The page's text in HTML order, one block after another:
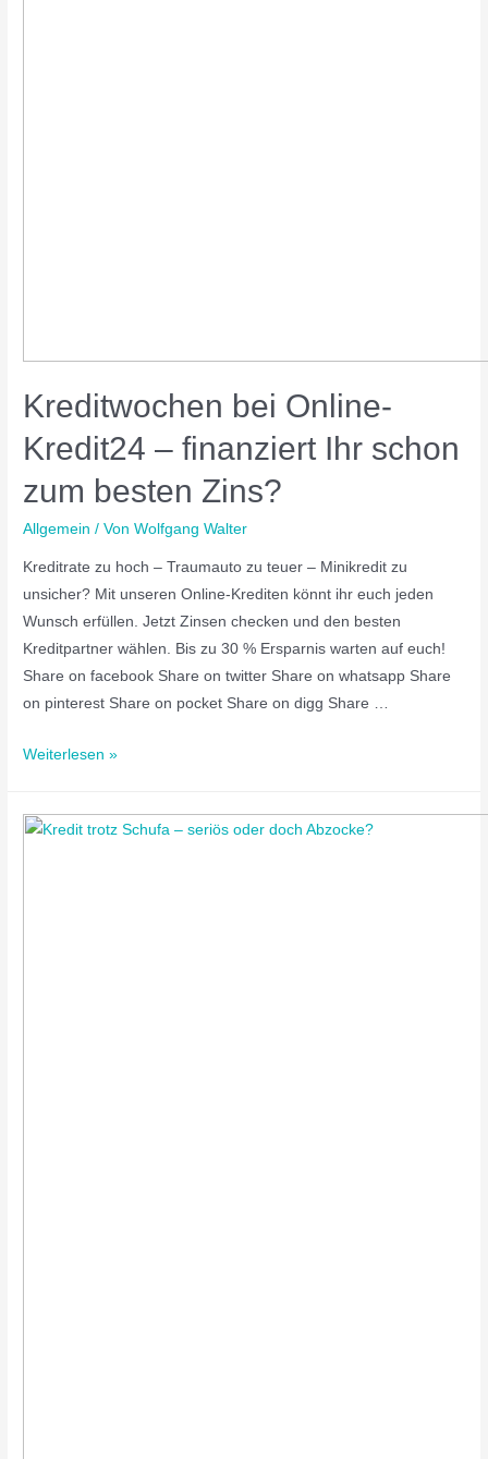
Kreditwochen bei Online-
Kredit24 – finanziert Ihr schon
zum besten Zins?
Allgemein / VonWolfgang Walter
Kreditrate zu hoch – Traumauto zu teuer – Minikredit zu
unsicher? Mit unseren Online-Krediten könnt ihr euch jeden
Wunsch erfüllen. Jetzt Zinsen checken und den besten
Kreditpartner wählen. Bis zu 30 % Ersparnis warten auf euch!
Share on facebook Share on twitter Share on whatsapp Share
on pinterest Share on pocket Share on digg Share …
Weiterlesen »